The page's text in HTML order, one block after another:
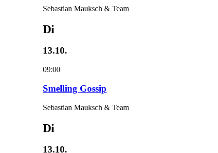
Sebastian Mauksch & Team
Di
13.10.
09:00
Smelling Gossip
Sebastian Mauksch & Team
Di
13.10.